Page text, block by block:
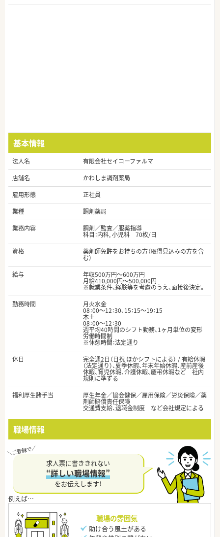
基本情報
法人名
有限会社セイコーファルマ
店舗名
かわしま調剤薬局
雇用形態
正社員
業種
調剤薬局
業務内容
調剤／監査／服薬指導
科目：内科, 小児科 70枚/日
資格
薬剤師免許をお持ちの方（取得見込みの方を含
む）
給与
年収500万円～600万円
月給410,000円～500,000円
※就業条件、経験等を考慮のうえ、面接後決定。
勤務時間
月火水金
08：00～12：30、15：15～19：15
木土
08：00～12：30
週平均40時間のシフト勤務、1ヶ月単位の変形
労働時間制
※休憩時間：法定通り
休日
完全週2日（日祝 ほかシフトによる） / 有給休暇
（法定通り）、夏季休暇、年末年始休暇、産前産後
休暇、育児休暇、介護休暇、慶弔休暇など 社内
規則に準ずる
福利厚生諸手当
厚生年金／協会健保／雇用保険／労災保険／薬
剤師賠償責任保険
交通費支給、退職金制度 など会社規定による
職場情報
求人票に書ききれない
“詳しい職場情報”
をお伝えします！
職場の雰囲気
助け合う風土がある